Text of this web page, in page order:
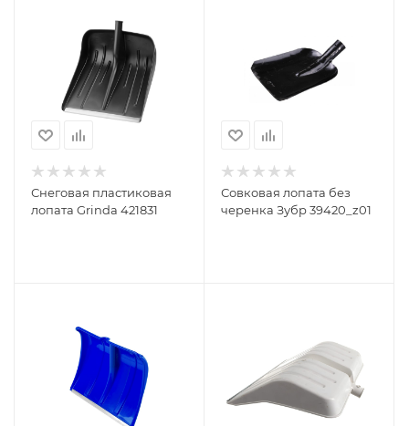
Снеговая пластиковая
лопата Grinda 421831
Совковая лопата без
черенка Зубр 39420_z01